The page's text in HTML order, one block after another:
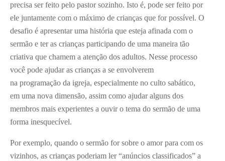
precisa ser feito pelo pastor sozinho. Isto é, pode ser feito por
ele juntamente com o máximo de crianças que for possível. O
desafio é apresentar uma história que esteja afinada com o
sermão e ter as crianças participando de uma maneira tão
criativa que chamem a atenção dos adultos. Nesse processo
você pode ajudar as crianças a se envolverem
na programação da igreja, especialmente no culto sabático,
em uma nova dimensão, assim como ajudar alguns dos
membros mais experientes a ouvir o tema do sermão de uma
forma inesquecível.
Por exemplo, quando o sermão for sobre o amor para com os
vizinhos, as crianças poderiam ler “anúncios classificados” a